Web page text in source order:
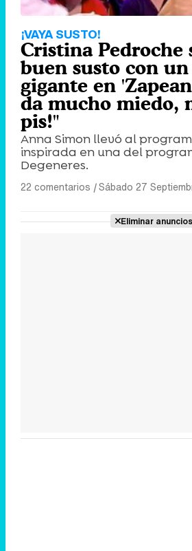
¡VAYA SUSTO!
Cristina Pedroche
buen susto con
gigante en
da mucho miedo,
pis!"
Anna Simon llevó al
inspirada en una del
Degeneres.
22 comentarios |Sábado 27
Eliminar anuncios